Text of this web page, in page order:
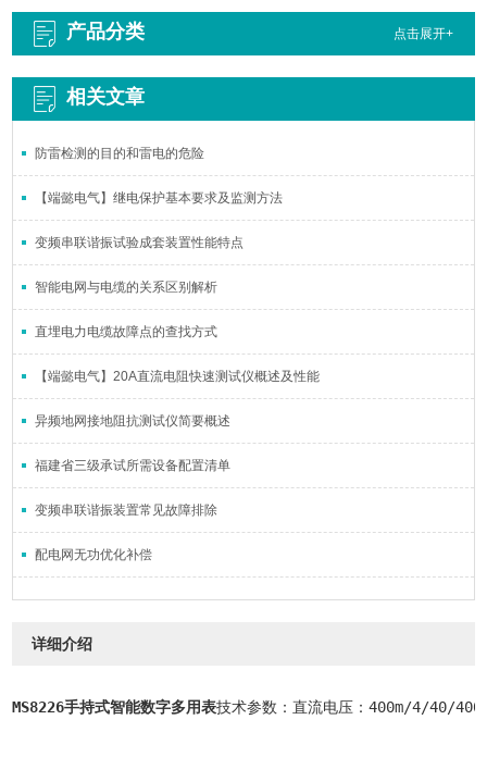
产品分类 点击展开+
相关文章
防雷检测的目的和雷电的危险
【端懿电气】继电保护基本要求及监测方法
变频串联谐振试验成套装置性能特点
智能电网与电缆的关系区别解析
直埋电力电缆故障点的查找方式
【端懿电气】20A直流电阻快速测试仪概述及性能
异频地网接地阻抗测试仪简要概述
福建省三级承试所需设备配置清单
变频串联谐振装置常见故障排除
配电网无功优化补偿
详细介绍
MS8226手持式智能数字多用表技术参数：直流电压：400m/4/40/